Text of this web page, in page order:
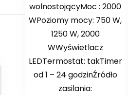
wolnostojącyMoc : 2000
WPoziomy mocy: 750 W,
1250 W, 2000
WWyświetlacz
LEDTermostat: takTimer
od 1 – 24 godzinŹródło
zasilania: